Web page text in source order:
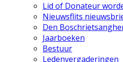
Lid of Donateur
Nieuwsflits
Den
Jaarboeken
Bestuur
Ledenvergaderingen